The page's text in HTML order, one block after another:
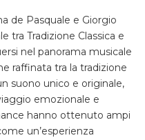
de Pasquale e Giorgio
tra Tradizione Classica e
nel panorama musicale
raffinata tra la tradizione
suono unico e originale,
emozionale e
hanno ottenuto ampi
un’esperienza